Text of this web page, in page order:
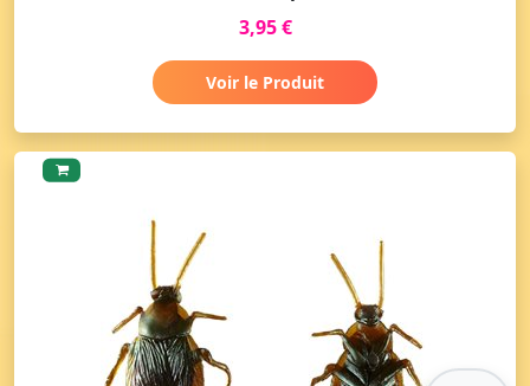
3,95 €
Voir le Produit